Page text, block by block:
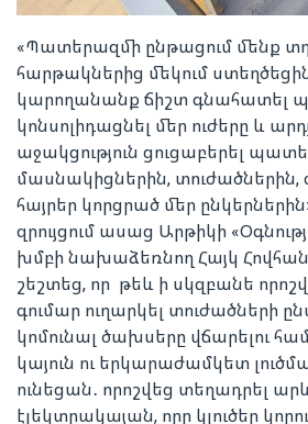
«Պատերազմի ընթացում մենք
հարթակներից մեկում
կարողանանք ճիշտ գնահատել
կոնսոլիդացնել մեր ուժերը և
աջակցություն ցուցաբերել
մասնակիցներին,
հայրեր կորցրած մեր
զրույցում ասաց Արթիկի
խմբի նախաձեռնող Հայկ
շեշտեց, որ թեև ի սկզբանե
գումար ուղարկել տուժածների
կոմունալ ծախսերը վճարելու
կայուն ու երկարաժամկետ
ունեցան․ որոշվեց տեղադրել
էլեկտրակայան, որը կլուծեր